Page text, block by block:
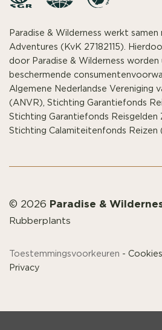
Paradise & Wilderness werkt
Adventures (KvK 27182115).
door Paradise & Wilderness
beschermende
Algemene Nederlandse Vereniging
(ANVR), Stichting Garantiefonds
Stichting Garantiefonds Reisgelden
Stichting Calamiteitenfonds Reizen
© 2026 Paradise &
Rubberplants
Toestemmingsvoorkeuren - Cookies
Privacy